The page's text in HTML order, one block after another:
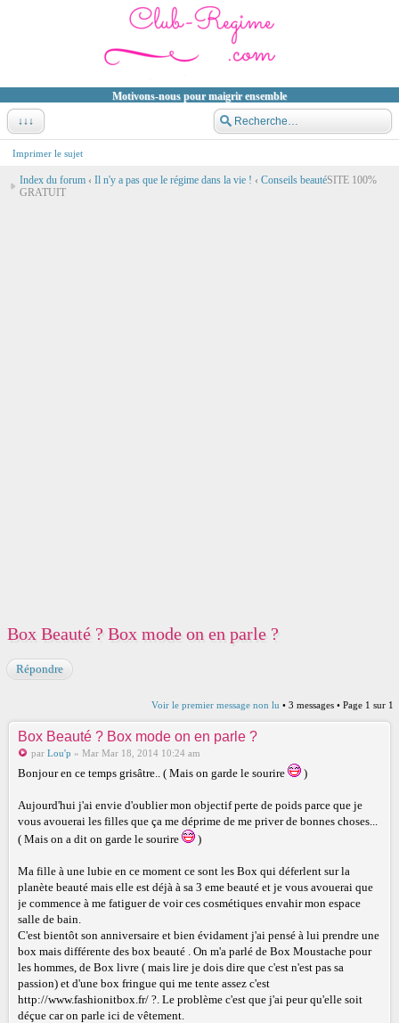
Motivons-nous pour maigrir ensemble
↓↓↓
Imprimer le sujet
Index du forum ‹ Il n'y a pas que le régime dans la vie ! ‹ Conseils beautéSITE 100%
GRATUIT
Box Beauté ? Box mode on en parle ?
Répondre
Voir le premier message non lu • 3 messages • Page 1 sur 1
Box Beauté ? Box mode on en parle ?
par Lou'p » Mar Mar 18, 2014 10:24 am
Bonjour en ce temps grisâtre.. ( Mais on garde le sourire )
Aujourd'hui j'ai envie d'oublier mon objectif perte de poids parce que je
vous avouerai les filles que ça me déprime de me priver de bonnes choses...
( Mais on a dit on garde le sourire
)
Ma fille à une lubie en ce moment ce sont les Box qui déferlent sur la
planète beauté mais elle est déjà à sa 3 eme beauté et je vous avouerai que
je commence à me fatiguer de voir ces cosmétiques envahir mon espace
salle de bain.
C'est bientôt son anniversaire et bien évidament j'ai pensé à lui prendre une
box mais différente des box beauté . On m'a parlé de Box Moustache pour
les hommes, de Box livre ( mais lire je dois dire que c'est n'est pas sa
passion) et d'une box fringue qui me tente assez c'est
http://www.fashionitbox.fr/ ?. Le problème c'est que j'ai peur qu'elle soit
déçue car on parle ici de vêtement.